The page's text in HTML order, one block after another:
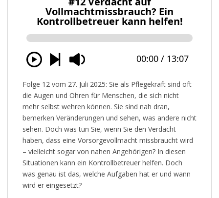
Folge 12 vom 27. Juli 2025: Sie als Pflegekraft sind oft
die Augen und Ohren für Menschen, die sich nicht
mehr selbst wehren können. Sie sind nah dran,
bemerken Veränderungen und sehen, was andere nicht
sehen. Doch was tun Sie, wenn Sie den Verdacht
haben, dass eine Vorsorgevollmacht missbraucht wird
– vielleicht sogar von nahen Angehörigen? In diesen
Situationen kann ein Kontrollbetreuer helfen. Doch
was genau ist das, welche Aufgaben hat er und wann
wird er eingesetzt?